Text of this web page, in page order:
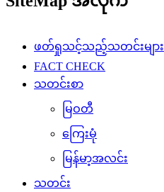
ဖတ်ရှုသင့်သည့်သတင်းများ
FACT CHECK
သတင်းစာ
မြဝတီ
ကြေးမုံ
မြန်မာ့အလင်း
သတင်း